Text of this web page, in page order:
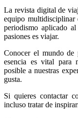
La revista digital de
equipo multidisciplinar
periodismo aplicado
pasiones es viajar.
Conocer el mundo de
esencia es vital para
posible a nuestras
gusta.
Si quieres contactar
incluso tratar de